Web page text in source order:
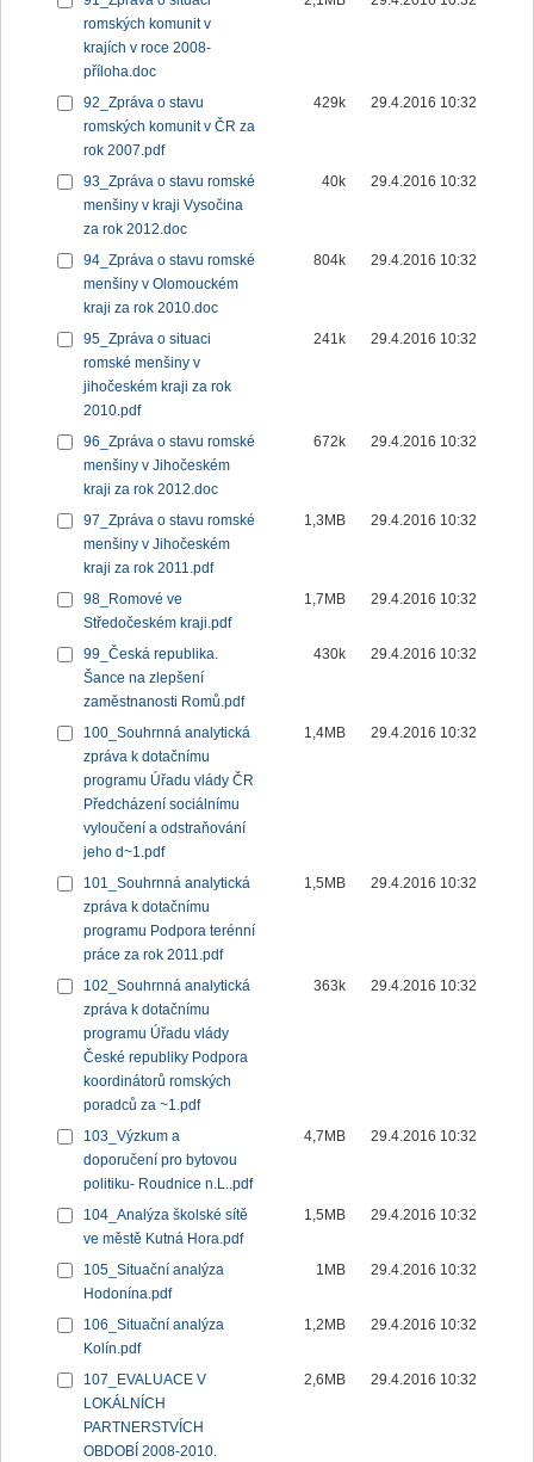
romských komunit v
krajích v roce 2008-
příloha.doc
92_Zpráva o stavu
romských komunit v ČR za
rok 2007.pdf
429k 29.4.2016 10:32
93_Zpráva o stavu romské
menšiny v kraji Vysočina
za rok 2012.doc
40k 29.4.2016 10:32
94_Zpráva o stavu romské
menšiny v Olomouckém
kraji za rok 2010.doc
804k 29.4.2016 10:32
95_Zpráva o situaci
romské menšiny v
jihočeském kraji za rok
2010.pdf
241k 29.4.2016 10:32
96_Zpráva o stavu romské
menšiny v Jihočeském
kraji za rok 2012.doc
672k 29.4.2016 10:32
97_Zpráva o stavu romské
menšiny v Jihočeském
kraji za rok 2011.pdf
1,3MB 29.4.2016 10:32
98_Romové ve
Středočeském kraji.pdf
1,7MB 29.4.2016 10:32
99_Česká republika.
Šance na zlepšení
zaměstnanosti Romů.pdf
430k 29.4.2016 10:32
100_Souhrnná analytická
zpráva k dotačnímu
programu Úřadu vlády ČR
Předcházení sociálnímu
vyloučení a odstraňování
jeho d~1.pdf
1,4MB 29.4.2016 10:32
101_Souhrnná analytická
zpráva k dotačnímu
programu Podpora terénní
práce za rok 2011.pdf
1,5MB 29.4.2016 10:32
102_Souhrnná analytická
zpráva k dotačnímu
programu Úřadu vlády
České republiky Podpora
koordinátorů romských
poradců za ~1.pdf
363k 29.4.2016 10:32
103_Výzkum a
doporučení pro bytovou
politiku- Roudnice n.L..pdf
4,7MB 29.4.2016 10:32
104_Analýza školské sítě
ve městě Kutná Hora.pdf
1,5MB 29.4.2016 10:32
105_Situační analýza
Hodonína.pdf
1MB 29.4.2016 10:32
106_Situační analýza
Kolín.pdf
1,2MB 29.4.2016 10:32
107_EVALUACE V
LOKÁLNÍCH
PARTNERSTVÍCH
OBDOBÍ 2008-2010.
2,6MB 29.4.2016 10:32